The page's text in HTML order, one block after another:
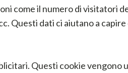
come il numero di visitatori
Questi dati ci aiutano a
Questi cookie